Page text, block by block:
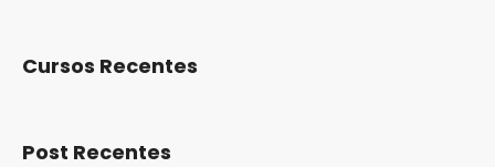
Cursos Recentes
Post Recentes